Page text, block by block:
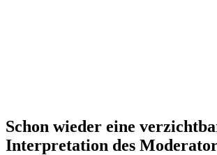
Schon wieder eine
Interpretation des